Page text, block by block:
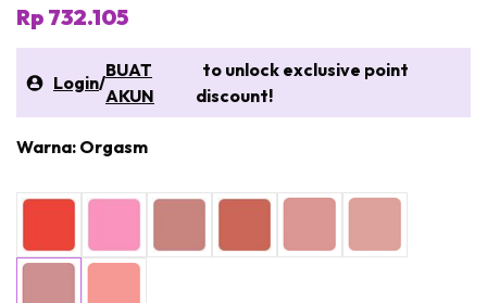
Rp 732.105
Login/
BUAT
AKUN
to unlock exclusive point
discount!
Warna: Orgasm